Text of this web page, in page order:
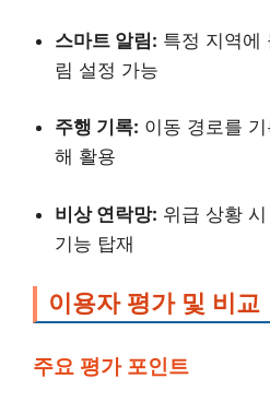
스마트 알림: 특정 지역에
림 설정 가능
주행 기록: 이동 경로를
해 활용
비상 연락망: 위급 상황
기능 탑재
이용자 평가 및 비교
주요 평가 포인트